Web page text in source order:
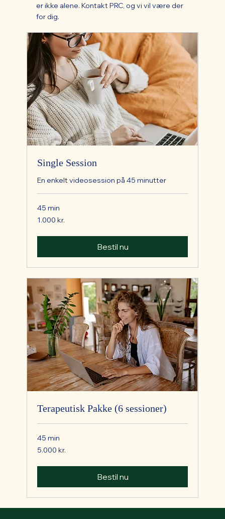
Single Session
En enkelt videosession på 45 minutter
45 min
1.000
danske
1.000 kr.
Bestil nu
Terapeutisk Pakke (6 sessioner)
45 min
5.000
danske
5.000 kr.
Bestil nu
er ikke alene. Kontakt PRC, og vi vil være der
for dig.